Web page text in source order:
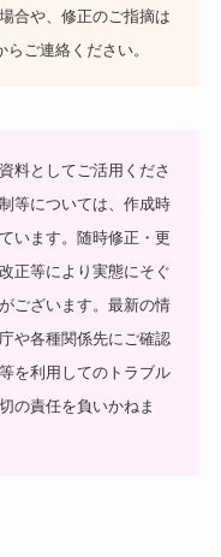
合や、修正のご指摘は
らご連絡ください。
料としてご活用くださ
等については、作成時
います。随時修正・更
正等により実態にそぐ
ございます。最新の情
や各種関係先にご確認
を利用してのトラブル
の責任を負いかねま